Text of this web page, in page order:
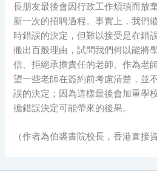
長朋友最後會因行政工作煩瑣而放
新一次的招聘過程。事實上，我們
時錯誤的決定，但難以接受是在錯
搬出百般理由，試問我們何以能將
信、拒絕承擔責任的老師。作為老
望一些老師在簽約前考慮清楚，並
誤的決定；因為這樣最後會加重學
擔錯誤決定可能帶來的後果。
（作者為伯裘書院校長，香港直接